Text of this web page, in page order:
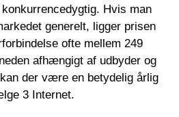
Hvis man
generelt, ligger prisen
ofte mellem 249
afhængigt af udbyder og
der være en betydelig årlig
3 Internet.